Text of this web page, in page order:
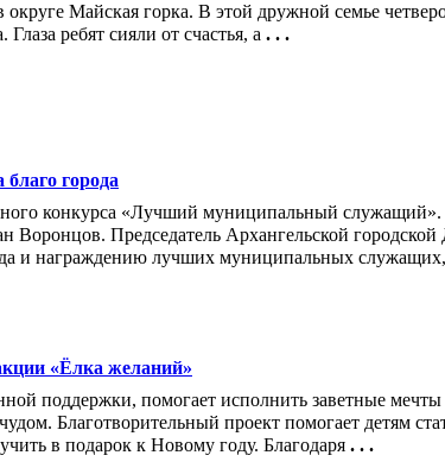
Майская горка. В этой дружной семье
ребят сияли от счастья, а . . .
города
конкурса «Лучший муниципальный
Воронцов. Председатель Архангельской
и награждению лучших муниципальных
«Ёлка желаний»
поддержки, помогает исполнить заветные
Благотворительный проект помогает детям
в подарок к Новому году. Благодаря . . .